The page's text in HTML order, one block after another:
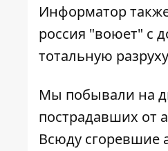
Информатор
россия "воюет" с
тотальную
Мы побывали на
пострадавших от
Всюду сгоревшие